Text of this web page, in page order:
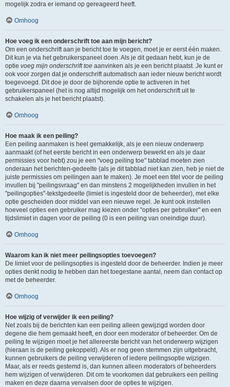
mogelijk zodra er iemand op gereageerd heeft.
Omhoog
Hoe voeg ik een onderschrift toe aan mijn bericht?
Om een onderschrift aan je bericht toe te voegen, moet je er eerst één maken.
Dit kun je via het gebruikerspaneel doen. Als je dit gedaan hebt, kun je de
optie voeg mijn onderschrift toe aanvinken als je een bericht plaatst. Je kunt er
ook voor zorgen dat je onderschrift automatisch aan ieder nieuw bericht wordt
toegevoegd. Dit doe je door de bijhorende optie te activeren in het
gebruikerspaneel (het is nog altijd mogelijk om het onderschrift uit te
schakelen als je het bericht plaatst).
Omhoog
Hoe maak ik een peiling?
Een peiling aanmaken is heel gemakkelijk, als je een nieuw onderwerp
aanmaakt (of het eerste bericht in een onderwerp bewerkt en als je daar
permissies voor hebt) zou je een "voeg peiling toe" tabblad moeten zien
onderaan het berichten-gedeelte (als je dit tabblad niet kan zien, heb je niet de
juiste permissies om peilingen aan te maken). Je moet een titel voor de peiling
invullen bij "peilingsvraag" en dan minstens 2 mogelijkheden invullen in het
"peilingopties"-tekstgedeelte (limiet is ingesteld door de beheerder), met elke
optie gescheiden door middel van een nieuwe regel. Je kunt ook instellen
hoeveel opties een gebruiker mag kiezen onder "opties per gebruiker" en een
tijdslimiet in dagen voor de peiling (0 is een peiling van oneindige duur).
Omhoog
Waarom kan ik niet meer peilingsopties toevoegen?
De limiet voor de peilingsopties is ingesteld door de beheerder. Indien je meer
opties denkt nodig te hebben dan het toegestane aantal, neem dan contact op
met de beheerder.
Omhoog
Hoe wijzig of verwijder ik een peiling?
Net zoals bij de berichten kan een peiling alleen gewijzigd worden door
degene die hem gemaakt heeft, en door een moderator of beheerder. Om de
peiling te wijzigen moet je het allereerste bericht van het onderwerp wijzigen
(hieraan is de peiling gekoppeld). Als er nog geen stemmen zijn uitgebracht,
kunnen gebruikers de peiling verwijderen of iedere peilingsoptie wijzigen.
Maar, als er reeds gestemd is, dan kunnen alleen moderators of beheerders
hem wijzigen of verwijderen. Dit om te voorkomen dat gebruikers een peiling
maken en deze daarna vervalsen door de opties te wijzigen.